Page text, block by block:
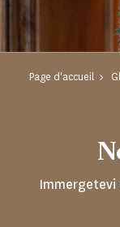
Page d'accueil